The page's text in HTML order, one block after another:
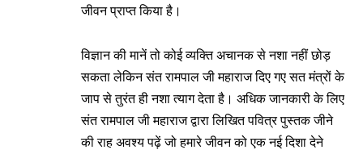
जीवन प्राप्त किया है।
विज्ञान की मानें तो कोई व्यक्ति अचानक से नशा नहीं छोड़
सकता लेकिन संत रामपाल जी महाराज दिए गए सत मंत्रों के
जाप से तुरंत ही नशा त्याग देता है। अधिक जानकारी के लिए
संत रामपाल जी महाराज द्वारा लिखित पवित्र पुस्तक जीने
की राह अवश्य पढ़ें जो हमारे जीवन को एक नई दिशा देने